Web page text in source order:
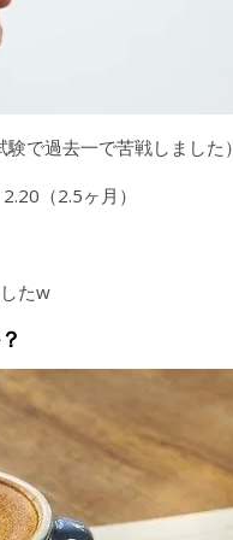
で過去一で苦戦しました）
（2.5ヶ月）
たw